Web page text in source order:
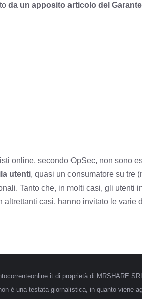
da un apposito articolo del
online, secondo OpSec, non sono
utenti, quasi un consumatore su tre
Tanto che, in molti casi, gli utenti
altrettanti casi, hanno invitato le
di proprietà di MRSHARE
è una testata giornalistica, in quanto viene